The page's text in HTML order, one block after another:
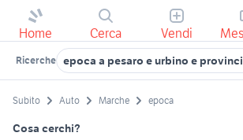
Home Cerca Vendi
Ricerche epoca a pesaro e urbino e
Subito Auto Marche epoca
Cosa cerchi?